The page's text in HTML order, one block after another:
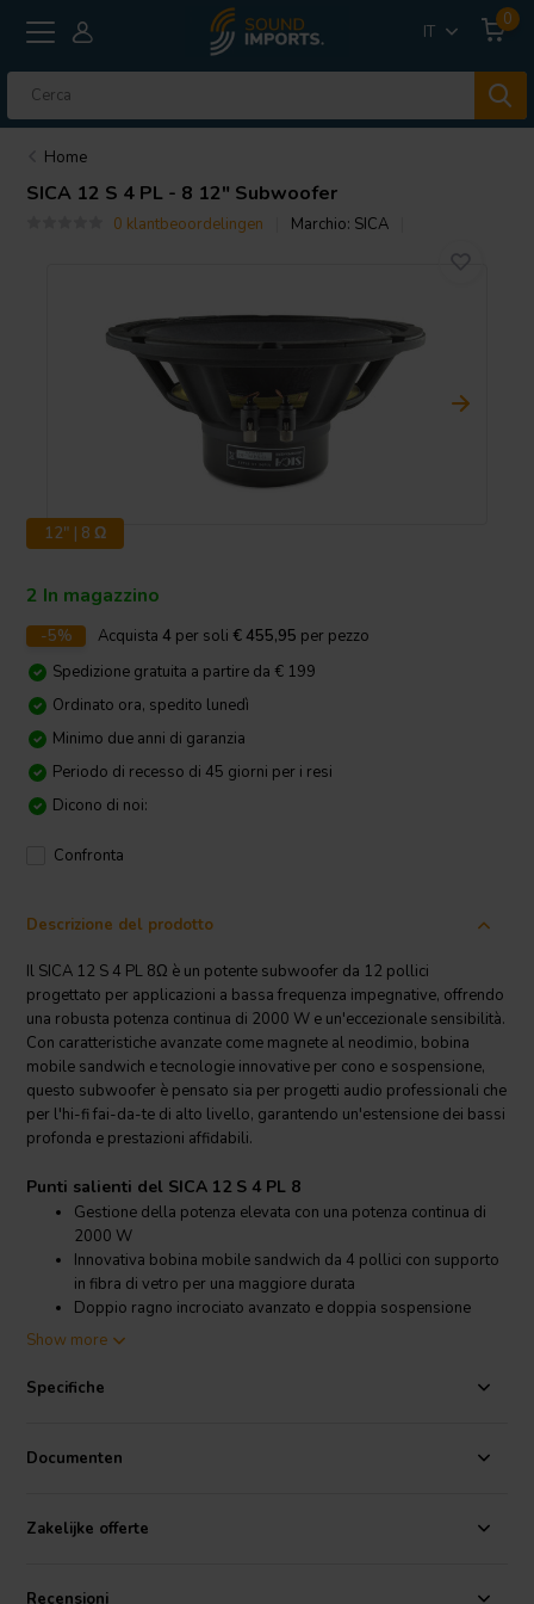
IT
0
Home
SICA 12 S 4 PL - 8 12" Subwoofer
0 klantbeoordelingen Marchio: SICA
12" | 8 Ω
2 In magazzino
-5% Acquista4 per soli € 455,95 per pezzo
Spedizione gratuita a partire da € 199
Ordinato ora, spedito lunedì
Minimo due anni di garanzia
Periodo di recesso di 45 giorni per i resi
Dicono di noi:
Confronta
Descrizione del prodotto
Il SICA 12 S 4 PL 8Ω è un potente subwoofer da 12 pollici
progettato per applicazioni a bassa frequenza impegnative, offrendo
una robusta potenza continua di 2000 W e un'eccezionale sensibilità.
Con caratteristiche avanzate come magnete al neodimio, bobina
mobile sandwich e tecnologie innovative per cono e sospensione,
questo subwoofer è pensato sia per progetti audio professionali che
per l'hi-fi fai-da-te di alto livello, garantendo un'estensione dei bassi
profonda e prestazioni affidabili.
Punti salienti del SICA 12 S 4 PL 8
Gestione della potenza elevata con una potenza continua di
2000 W
Innovativa bobina mobile sandwich da 4 pollici con supporto
in fibra di vetro per una maggiore durata
Doppio ragno incrociato avanzato e doppia sospensione
asimmetrica per un controllo preciso
autoclave
SICA12 S 4 PL 8Ω 12” 2000 W Subwoofer 8 Ohm
alta richiesta, offrendo una potenza AES di 1000 W e una potenza
riducendo al minimo la distorsione, rendendo questo driver ideale
Show more
Specifiche
Documenten
Zakelijke offerte
Recensioni